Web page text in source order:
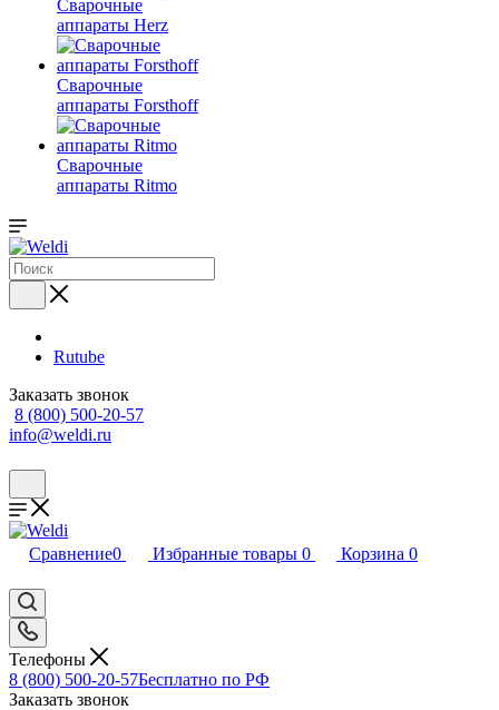
Сварочные
аппараты Herz
Сварочные
аппараты Forsthoff
Сварочные
аппараты Ritmo
Rutube
Заказать звонок
8 (800) 500-20-57
info@weldi.ru
Сравнение0 Избранные товары 0 Корзина 0
Телефоны
8 (800) 500-20-57Бесплатно по РФ
Заказать звонок